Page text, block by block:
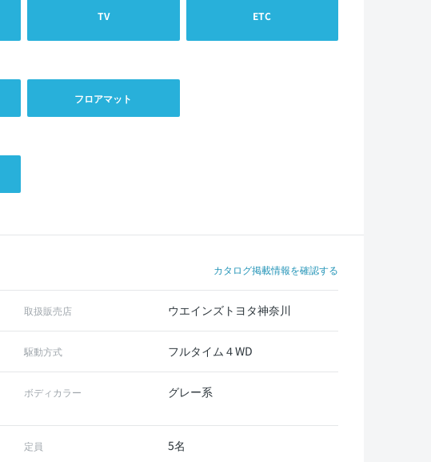
TV ETC
フロアマット
カタログ掲載情報を確認する
取扱販売店 ウエインズトヨタ神奈川
駆動方式 フルタイム４WD
ボディカラー グレー系
定員 5名